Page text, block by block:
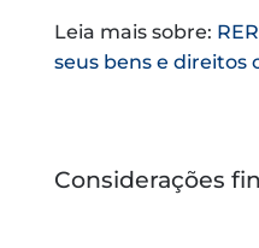
Leia mais sobre:
seus bens e direitos
Considerações